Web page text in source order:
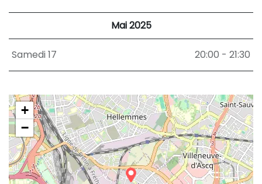
Mai 2025
Samedi 17 20:00 - 21:30
+
−